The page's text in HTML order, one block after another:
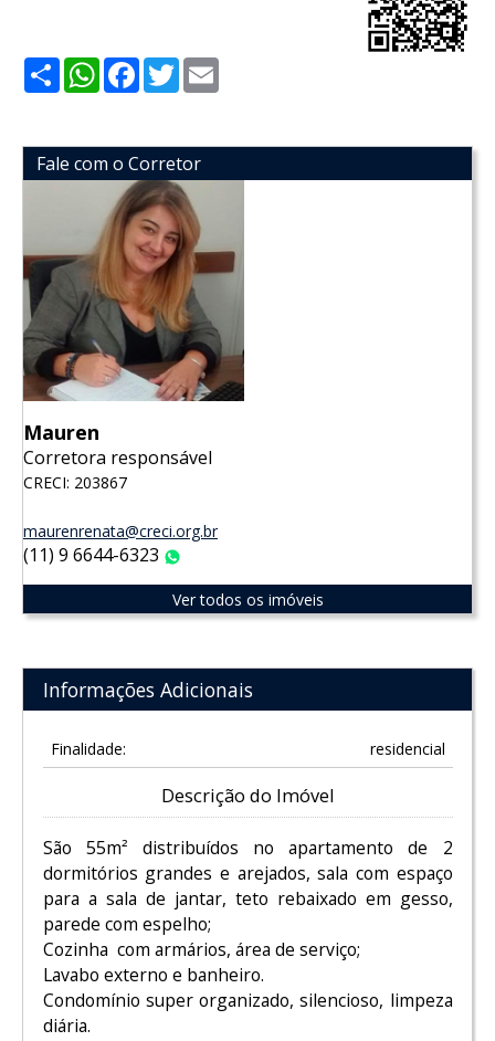
ShareWhatsApp
Facebook
Twitter
Fale com o Corretor
Mauren
Corretora responsável
CRECI: 203867
maurenrenata@creci.org.br
(11) 9 6644-6323
Ver todos os imóveis
Informações Adicionais
Finalidade: residencial
Descrição do Imóvel
São 55m² distribuídos no apartamento de 2
dormitórios grandes e arejados, sala com espaço
para a sala de jantar, teto rebaixado em gesso,
parede com espelho;
Cozinha com armários, área de serviço;
Lavabo externo e banheiro.
Condomínio super organizado, silencioso, limpeza
diária.